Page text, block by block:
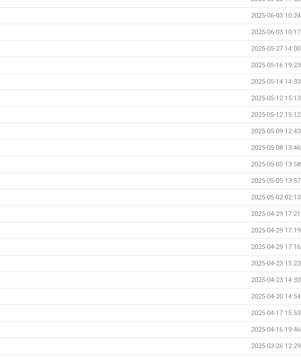
2025-06-03 10:24
2025-06-03 10:17
2025-05-27 14:00
2025-05-16 19:23
2025-05-14 14:33
2025-05-12 15:13
2025-05-12 15:12
2025-05-09 12:43
2025-05-08 13:46
2025-05-05 13:58
2025-05-05 13:57
2025-05-02 02:13
2025-04-29 17:21
2025-04-29 17:19
2025-04-29 17:16
2025-04-23 15:23
2025-04-23 14:33
2025-04-20 14:54
2025-04-17 15:53
2025-04-16 19:46
2025-03-26 12:29